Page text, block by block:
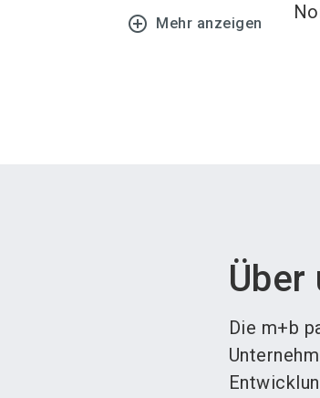
add_circle_outline Mehr anzeigen
Über
Die m+b